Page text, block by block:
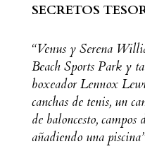
SECRETOS
“Venus y Serena
Beach Sports Park y
boxeador Lennox
canchas de tenis, un
de baloncesto,
añadiendo una